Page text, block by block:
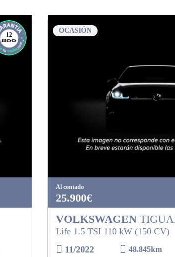
12
meses
OCASIÓN
Al contado
25.900€
VOLKSWAGEN
Life 1.5 TSI 110 kW (150 CV)
11/2022
48.845km